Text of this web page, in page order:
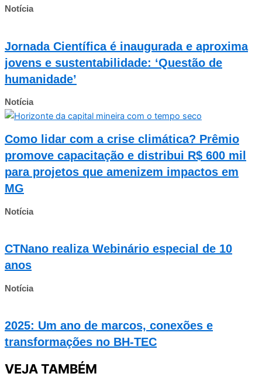
Notícia
Jornada Científica é inaugurada e aproxima
jovens e sustentabilidade: ‘Questão de
humanidade’
Notícia
Como lidar com a crise climática? Prêmio
promove capacitação e distribui R$ 600 mil
para projetos que amenizem impactos em
MG
Notícia
CTNano realiza Webinário especial de 10
anos
Notícia
2025: Um ano de marcos, conexões e
transformações no BH-TEC
VEJA TAMBÉM